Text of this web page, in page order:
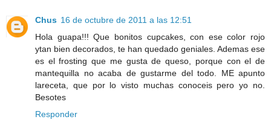
Chus 16 de octubre de 2011 a las 12:51
Hola guapa!!! Que bonitos cupcakes, con ese color rojo
ytan bien decorados, te han quedado geniales. Ademas ese
es el frosting que me gusta de queso, porque con el de
mantequilla no acaba de gustarme del todo. ME apunto
lareceta, que por lo visto muchas conoceis pero yo no.
Besotes
Responder